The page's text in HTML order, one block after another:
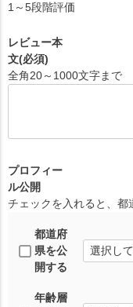
1～5段階評価
レビュー本
文(必須)
全角20～1000文字まで
プロフィー
ル公開
チェックを入れると、都
都道府
県を公
開する
年齢層